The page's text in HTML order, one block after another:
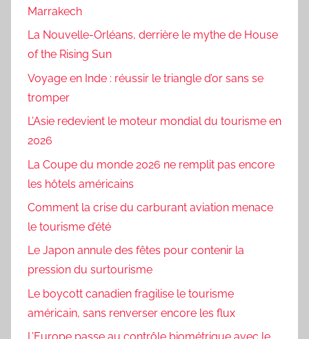
Marrakech
La Nouvelle-Orléans, derrière le mythe de House
of the Rising Sun
Voyage en Inde : réussir le triangle d’or sans se
tromper
L’Asie redevient le moteur mondial du tourisme en
2026
La Coupe du monde 2026 ne remplit pas encore
les hôtels américains
Comment la crise du carburant aviation menace
le tourisme d’été
Le Japon annule des fêtes pour contenir la
pression du surtourisme
Le boycott canadien fragilise le tourisme
américain, sans renverser encore les flux